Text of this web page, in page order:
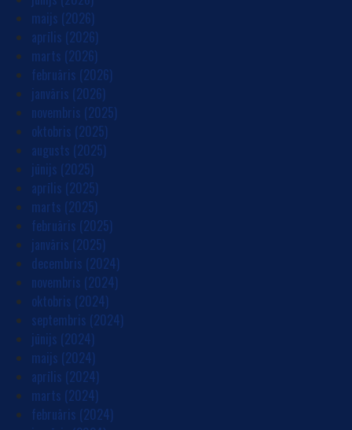
maijs (2026)
aprīlis (2026)
marts (2026)
februāris (2026)
janvāris (2026)
novembris (2025)
oktobris (2025)
augusts (2025)
jūnijs (2025)
aprīlis (2025)
marts (2025)
februāris (2025)
janvāris (2025)
decembris (2024)
novembris (2024)
oktobris (2024)
septembris (2024)
jūnijs (2024)
maijs (2024)
aprīlis (2024)
marts (2024)
februāris (2024)